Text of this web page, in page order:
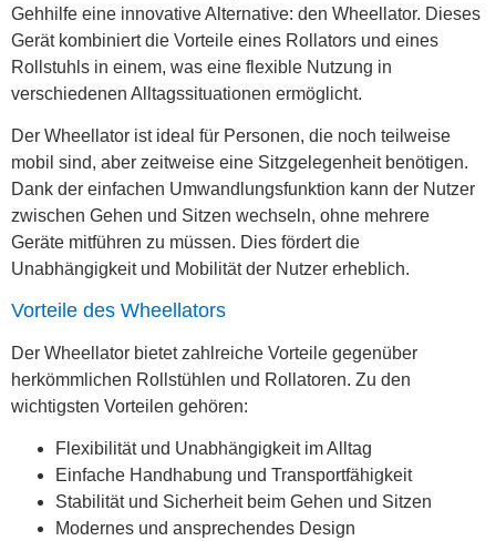
Gehhilfe eine innovative Alternative: den Wheellator. Dieses
Gerät kombiniert die Vorteile eines Rollators und eines
Rollstuhls in einem, was eine flexible Nutzung in
verschiedenen Alltagssituationen ermöglicht.
Der Wheellator ist ideal für Personen, die noch teilweise
mobil sind, aber zeitweise eine Sitzgelegenheit benötigen.
Dank der einfachen Umwandlungsfunktion kann der Nutzer
zwischen Gehen und Sitzen wechseln, ohne mehrere
Geräte mitführen zu müssen. Dies fördert die
Unabhängigkeit und Mobilität der Nutzer erheblich.
Vorteile des Wheellators
Der Wheellator bietet zahlreiche Vorteile gegenüber
herkömmlichen Rollstühlen und Rollatoren. Zu den
wichtigsten Vorteilen gehören:
Flexibilität und Unabhängigkeit im Alltag
Einfache Handhabung und Transportfähigkeit
Stabilität und Sicherheit beim Gehen und Sitzen
Modernes und ansprechendes Design